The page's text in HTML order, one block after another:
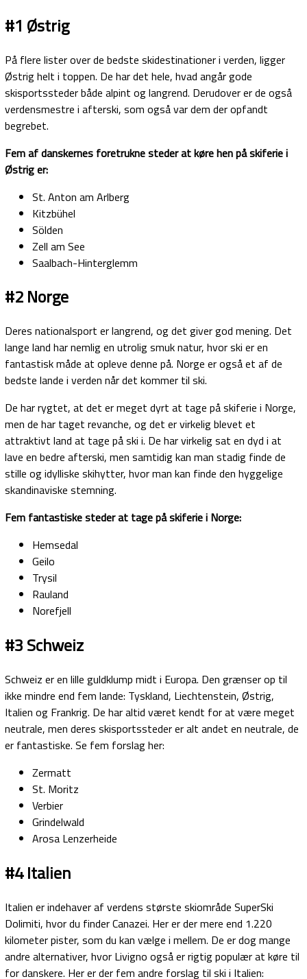
#1 Østrig
På flere lister over de bedste skidestinationer i verden, ligger
Østrig helt i toppen. De har det hele, hvad angår gode
skisportssteder både alpint og langrend. Derudover er de også
verdensmestre i afterski, som også var dem der opfandt
begrebet.
Fem af danskernes foretrukne steder at køre hen på skiferie i
Østrig er:
St. Anton am Arlberg
Kitzbühel
Sölden
Zell am See
Saalbach-Hinterglemm
#2 Norge
Deres nationalsport er langrend, og det giver god mening. Det
lange land har nemlig en utrolig smuk natur, hvor ski er en
fantastisk måde at opleve denne på. Norge er også et af de
bedste lande i verden når det kommer til ski.
De har rygtet, at det er meget dyrt at tage på skiferie i Norge,
men de har taget revanche, og det er virkelig blevet et
attraktivt land at tage på ski i. De har virkelig sat en dyd i at
lave en bedre afterski, men samtidig kan man stadig finde de
stille og idylliske skihytter, hvor man kan finde den hyggelige
skandinaviske stemning.
Fem fantastiske steder at tage på skiferie i Norge:
Hemsedal
Geilo
Trysil
Rauland
Norefjell
#3 Schweiz
Schweiz er en lille guldklump midt i Europa. Den grænser op til
ikke mindre end fem lande: Tyskland, Liechtenstein, Østrig,
Italien og Frankrig. De har altid været kendt for at være meget
neutrale, men deres skisportssteder er alt andet en neutrale, de
er fantastiske. Se fem forslag her:
Zermatt
St. Moritz
Verbier
Grindelwald
Arosa Lenzerheide
#4 Italien
Italien er indehaver af verdens største skiområde SuperSki
Dolimiti, hvor du finder Canazei. Her er der mere end 1.220
kilometer pister, som du kan vælge i mellem. De er dog mange
andre alternativer, hvor Livigno også er rigtig populær at køre til
for danskere. Her er der fem andre forslag til ski i Italien: